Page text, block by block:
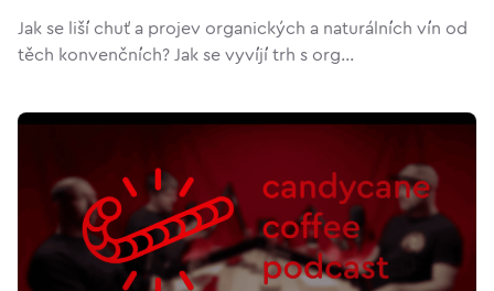
Jak se liší chuť a projev organických a naturálních vín od
těch konvenčních? Jak se vyvíjí trh s org...